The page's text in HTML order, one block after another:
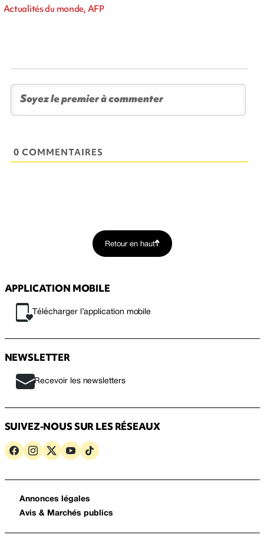
Actualités du monde, AFP
0 COMMENTAIRES
Retour en haut
APPLICATION MOBILE
Télécharger l’application mobile
NEWSLETTER
Recevoir les newsletters
SUIVEZ-NOUS SUR LES RÉSEAUX
Annonces légales
Avis & Marchés publics